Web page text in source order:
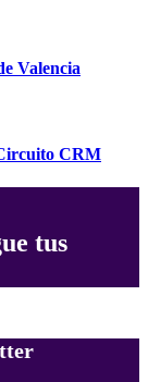
Valencia
CRM
tus